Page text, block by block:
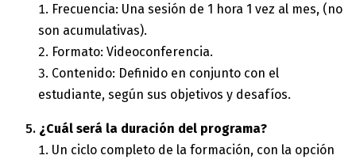
Frecuencia: Una sesión de 1 hora 1 vez al mes, (no
son acumulativas).
Formato: Videoconferencia.
Contenido: Definido en conjunto con el
estudiante, según sus objetivos y desafíos.
¿Cuál será la duración del programa?
Un ciclo completo de la formación, con la opción